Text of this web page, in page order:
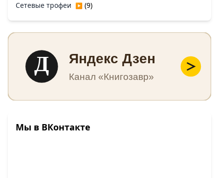
Сетевые трофеи ▶ (9)
Д Яндекс Дзен
Канал «Книгозавр»
Мы в ВКонтакте